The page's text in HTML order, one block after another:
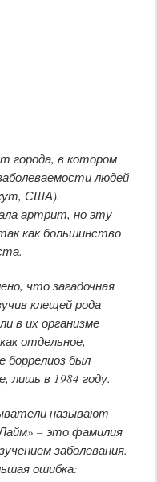
города, в котором
людей
США).
артрит, но эту
как большинство
что загадочная
клещей рода
в их организме
отдельное,
боррелиоз был
лишь в 1984 году.
называют
– это фамилия
заболевания.
ошибка: